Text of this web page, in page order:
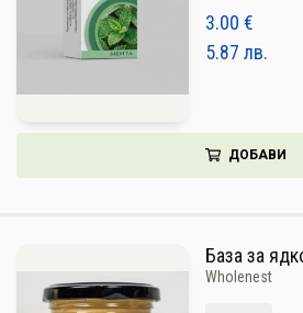
3.00 €
5.87 лв.
ДОБАВИ
База за
Wholenest